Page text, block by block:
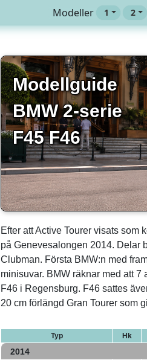
Modeller 1 2
Modellguide
BMW 2-serie
F45 F46
Efter att Active Tourer visats
på Genevesalongen 2014. Delar
Clubman. Första BMW:n med
minisuvar. BMW räknar med att
F46 i Regensburg. F46 sattes
20 cm förlängd Gran Tourer som
Typ Hk
2014